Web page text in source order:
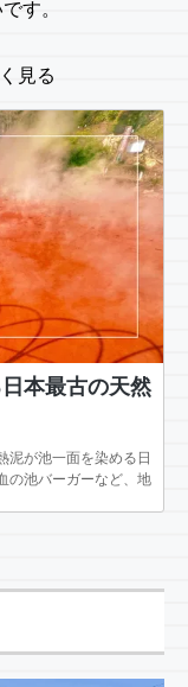
す。
見る
本最古の天然
泥が池一面を染める日
の池バーガーなど、地